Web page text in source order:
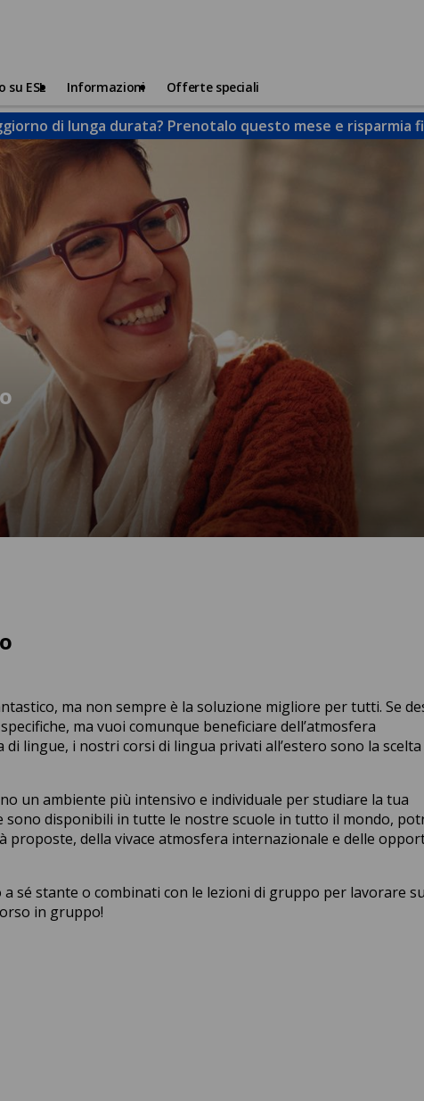
su ESL Informazioni Offerte speciali
di lunga durata? Prenotalo questo mese e risparmia
ma non sempre è la soluzione migliore per tutti. Se
ma vuoi comunque beneficiare dell’atmosfera
lingue, i nostri corsi di lingua privati all’estero sono la scelta
un ambiente più intensivo e individuale per studiare la tua
sono disponibili in tutte le nostre scuole in tutto il mondo,
proposte, della vivace atmosfera internazionale e delle
sé stante o combinati con le lezioni di gruppo per lavorare
in gruppo!